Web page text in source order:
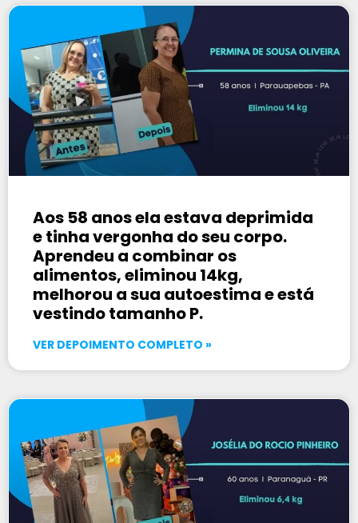
Aos 58 anos ela estava deprimida
e tinha vergonha do seu corpo.
Aprendeu a combinar os
alimentos, eliminou 14kg,
melhorou a sua autoestima e está
vestindo tamanho P.
VER DEPOIMENTO COMPLETO »